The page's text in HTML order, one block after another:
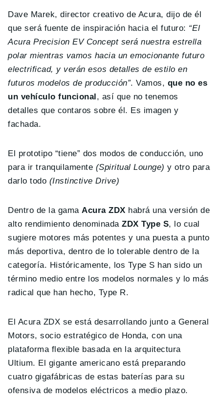
Dave Marek, director creativo de Acura, dijo de él
que será fuente de inspiración hacia el futuro: “El
Acura Precision EV Concept será nuestra estrella
polar mientras vamos hacia un emocionante futuro
electrificad, y verán esos detalles de estilo en
futuros modelos de producción”. Vamos, que no es
un vehículo funcional , así que no tenemos
detalles que contaros sobre él. Es imagen y
fachada.
El prototipo “tiene” dos modos de conducción, uno
para ir tranquilamente (Spiritual Lounge) y otro para
darlo todo (Instinctive Drive)
Dentro de la gamaAcura ZDX habrá una versión de
alto rendimiento denominadaZDX Type S, lo cual
sugiere motores más potentes y una puesta a punto
más deportiva, dentro de lo tolerable dentro de la
categoría. Históricamente, los Type S han sido un
término medio entre los modelos normales y lo más
radical que han hecho, Type R.
El Acura ZDX se está desarrollando junto a General
Motors, socio estratégico de Honda, con una
plataforma flexible basada en la arquitectura
Ultium. El gigante americano está preparando
cuatro gigafábricas de estas baterías para su
ofensiva de modelos eléctricos a medio plazo.